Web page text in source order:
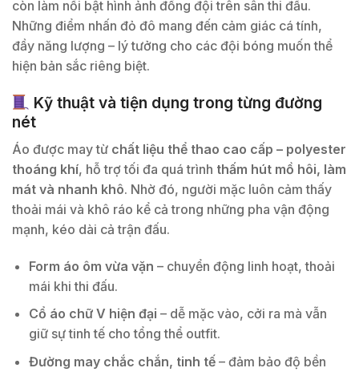
còn làm nổi bật hình ảnh đồng đội trên sân thi đấu.
Những điểm nhấn đỏ đô mang đến cảm giác cá tính,
đầy năng lượng – lý tưởng cho các đội bóng muốn thể
hiện bản sắc riêng biệt.
Kỹ thuật và tiện dụng trong từng đường
nét
Áo được may từ chất liệu thể thao cao cấp – polyester
thoáng khí, hỗ trợ tối đa quá trình thấm hút mồ hôi, làm
mát và nhanh khô. Nhờ đó, người mặc luôn cảm thấy
thoải mái và khô ráo kể cả trong những pha vận động
mạnh, kéo dài cả trận đấu.
Form áo ôm vừa vặn – chuyển động linh hoạt, thoải
mái khi thi đấu.
Cổ áo chữ V hiện đại – dễ mặc vào, cởi ra mà vẫn
giữ sự tinh tế cho tổng thể outfit.
Đường may chắc chắn, tinh tế– đảm bảo độ bền